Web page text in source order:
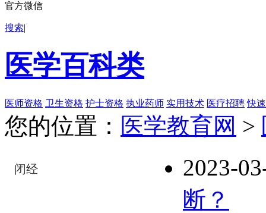
官方微信
搜索|
医学百科类
医师资格 卫生资格 护士资格 执业药师 实用技术 医疗招聘 快
您的位置： 医学教育网 >
闭经
2023-
断？